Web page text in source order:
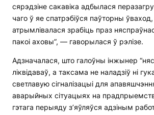
сярэдзіне сакавіка адбылася
чаго ў яе спатрэбіўся паўторны
атрымлівалася зрабіць праз
пакоі аховы”, — гаворылася ў рэлізе.
Адзначалася, што галоўны інжынер
ліквідаваў, а таксама не наладзіў ні
светлавую сігналізацыі для
аварыйных сітуацыях на
гэтага перыяду з’яўляўся адзіным